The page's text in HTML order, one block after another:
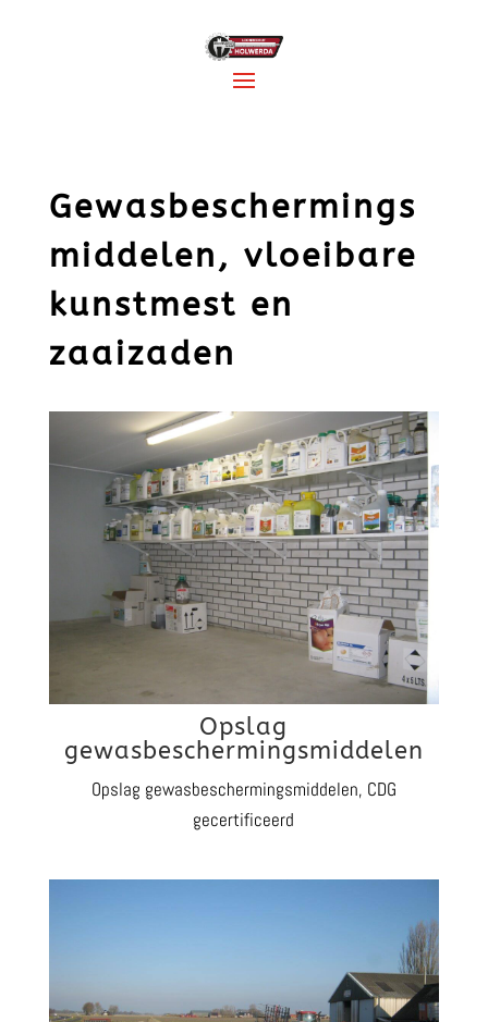
Gewasbeschermings
middelen, vloeibare
kunstmest en
zaaizaden
Opslag
gewasbeschermingsmiddelen
Opslag gewasbeschermingsmiddelen, CDG
gecertificeerd